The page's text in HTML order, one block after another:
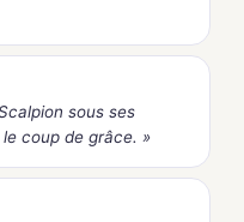
sous ses
le coup de grâce. »